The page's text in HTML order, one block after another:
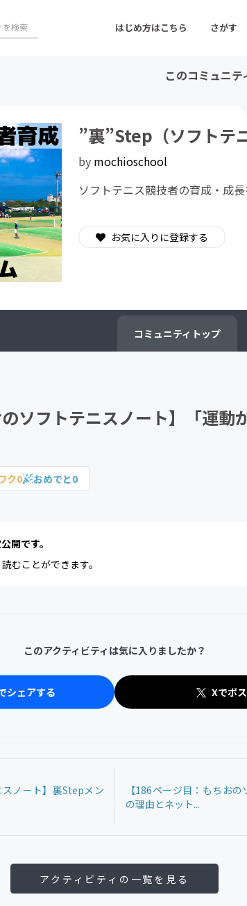
はじめ方はこちら さがす
おすすめのコミュニティ
音楽
ジェット
ゲーム・サービス開発
書籍・雑誌出版
CAMPFIRE for Social Good
このコミュニ
”裏”Step（ソフトテ
by mochioschool
ソフトテニス競技者の育成・成
お気に入りに登録する
コミュニティ トップ
のソフトテニスノート】「運動
ク0 おめでと0
開です。
むことができます。
このアクティビティは気に入りましたか？
シェアする Xでポ
スノート】裏Stepメン
【186ページ目：もちお
の理由とネット...
アクティビティの一覧を見る